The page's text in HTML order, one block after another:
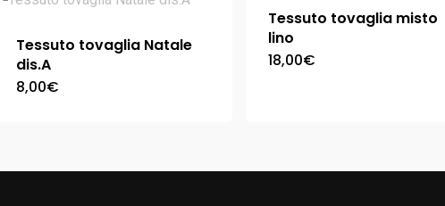
Tessuto tovaglia Natale
dis.A
8,00€
Tessuto tovaglia misto
lino
18,00€